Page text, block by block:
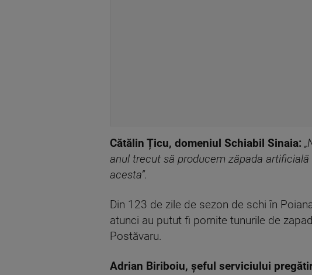
Cătălin Țicu, domeniul Schiabil Sinaia:
anul trecut să producem zăpada
acesta”.
Din 123 de zile de sezon de schi în
atunci au putut fi pornite tunurile de
Postăvaru.
Adrian Biriboiu, șeful serviciului